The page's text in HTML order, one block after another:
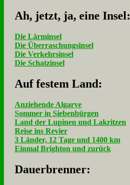
Ah, jetzt, ja, ei­ne In­sel:
Die Lärminsel
Die Überraschungsinsel
Die Verkehrsinsel
Die Schatzinsel
Auf fe­stem Land:
Anziehende Algarve
Sommer in Siebenbürgen
Land der Lupinen und Lakritzen
Reise ins Revier
3 Länder, 12 Tage und 1400 km
Einmal Brighton und zurück
Dau­er­bren­ner: